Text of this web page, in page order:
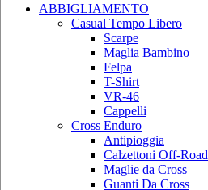
ABBIGLIAMENTO
Casual Tempo Libero
Scarpe
Maglia Bambino
Felpa
T-Shirt
VR-46
Cappelli
Cross Enduro
Antipioggia
Calzettoni Off-Road
Maglie da Cross
Guanti Da Cross